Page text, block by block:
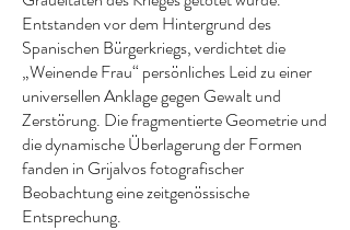
Entstanden vor dem Hintergrund des
Spanischen Bürgerkriegs, verdichtet die
„Weinende Frau“ persönliches Leid zu einer
universellen Anklage gegen Gewalt und
Zerstörung. Die fragmentierte Geometrie und
die dynamische Überlagerung der Formen
fanden in Grijalvos fotografischer
Beobachtung eine zeitgenössische
Entsprechung.